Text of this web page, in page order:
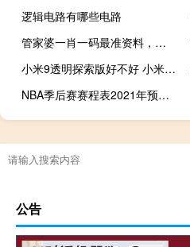
逻辑电路有哪些电路
管家婆一肖一码最准资料，原谅精选答案落实_ABD31.5
小米9透明探索版好不好 小米9透明尊享版
NBA季后赛赛程表2021年预测对决 2019季后赛nba对阵图
公告